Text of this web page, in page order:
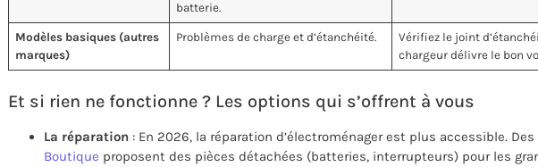
batterie.
Modèles basiques (autres
marques)
Problèmes de charge et d’étanchéité.
Vérifiez le joint
chargeur délivre le bon
Et si rien ne fonctionne ? Les options qui s’offrent à vous
La réparation : En 2026, la réparation d’électroménager est plus accessible.
Boutique proposent des pièces détachées (batteries, interrupteurs) pour les